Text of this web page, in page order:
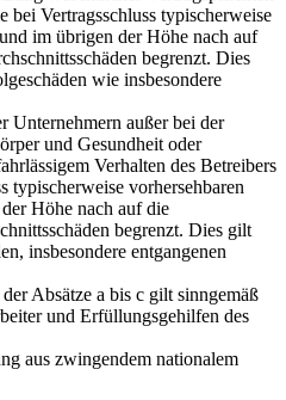
Vertragsschluss typischerweise
im übrigen der Höhe nach auf
begrenzt. Dies
wie insbesondere
Unternehmern außer bei der
und Gesundheit oder
Verhalten des Betreibers
typischerweise vorhersehbaren
Höhe nach auf die
begrenzt. Dies gilt
insbesondere entgangenen
Absätze a bis c gilt sinngemäß
und Erfüllungsgehilfen des
aus zwingendem nationalem